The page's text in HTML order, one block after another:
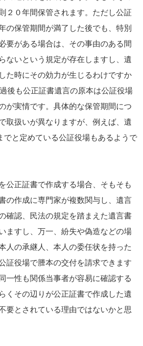
２０年間保管されます。ただし公証
の保管期間が満了した後でも、特別
要がある場合は、その事由のある間
ないという規定が存在しますし、遺
た時にその効力が生じるわけですか
後も公正証書遺言の原本は公証役場
が実情です。具体的な保管期間につ
取扱いが異なりますが、例えば、遺
でと定めている公証役場もあるようで
公正証書で作成する場合、そもそも
の作成に専門家が複数関与し、遺言
確認、民法の規定を踏まえた遺言書
ますし、万一、紛失や偽造などの場
人の承継人、本人の委任状を持った
証役場で謄本の交付を請求できます
一性も関係当事者が容易に確認する
くその辺りが公正証書で作成した遺
要とされている理由ではないかと思